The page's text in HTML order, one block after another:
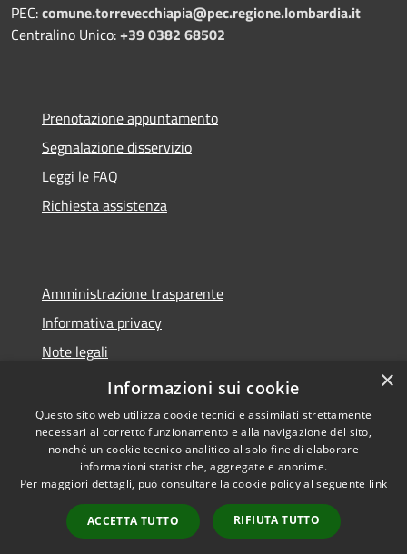
PEC:comune.torrevecchiapia@pec.regione.lombardia.it
Centralino Unico:+39 0382 68502
Prenotazione appuntamento
Segnalazione disservizio
Leggi le FAQ
Richiesta assistenza
Amministrazione trasparente
Informativa privacy
Note legali
Dichiarazione di accessibilità
Accessibilità
Copyright © 2026 • Comune di
Torrevecchia Pia • Powered by
Municipium•
Accesso
redazione
×
Informazioni sui cookie
Questo sito web utilizza cookie tecnici e assimilati strettamente
necessari al corretto funzionamento e alla navigazione del sito,
nonché un cookie tecnico analitico al solo fine di elaborare
informazioni statistiche, aggregate e anonime.
Per maggiori dettagli, può consultare la cookie policy al seguente link
ACCETTA TUTTO RIFIUTA TUTTO